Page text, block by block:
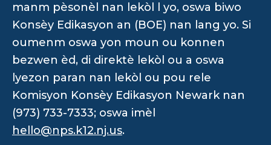
manm pèsonèl nan lekòl l yo, oswa biwo
Konsèy Edikasyon an (BOE) nan lang yo. Si
oumenm oswa yon moun ou konnen
bezwen èd, di direktè lekòl ou a oswa
lyezon paran nan lekòl ou pou rele
Komisyon Konsèy Edikasyon Newark nan
(973) 733-7333; oswa imèl
hello@nps.k12.nj.us.